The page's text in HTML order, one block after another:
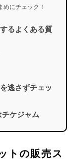
にチェック！
るよくある質
逃さずチェッ
ケジャム
トの販売ス